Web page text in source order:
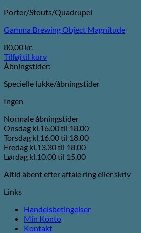
Porter/Stouts/Quadrupel
Gamma Brewing Object Magnitude
80,00 kr.
Tilføj til kurv
Åbningstider:
Specielle lukke/åbningstider
Ingen
Normale åbningstider
Onsdag kl.16.00 til 18.00
Torsdag kl.16.00 til 18.00
Fredag kl.13.30 til 18.00
Lørdag kl.10.00 til 15.00
Altid åbent efter aftale ring eller skriv
Links
Handelsbetingelser
Min Konto
Kontakt